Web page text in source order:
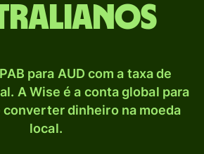
para AUD com a taxa de
A Wise é a conta global para
converter dinheiro na moeda
local.